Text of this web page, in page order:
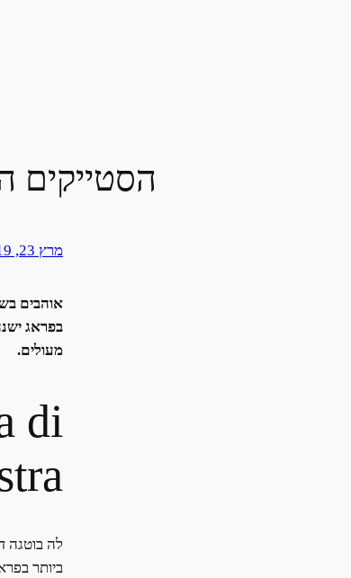
הסטייקים
מרץ 23, 2019
אוהבים
בפראג
מעולים.
di
לה בוטגה
ביותר